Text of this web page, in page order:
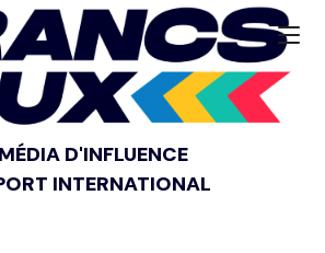
D'INFLUENCE
INTERNATIONAL